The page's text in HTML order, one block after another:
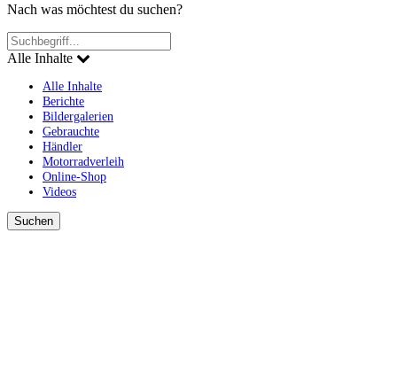
Nach was möchtest du suchen?
Alle Inhalte
Alle Inhalte
Berichte
Bildergalerien
Gebrauchte
Händler
Motorradverleih
Online-Shop
Videos
Suchen